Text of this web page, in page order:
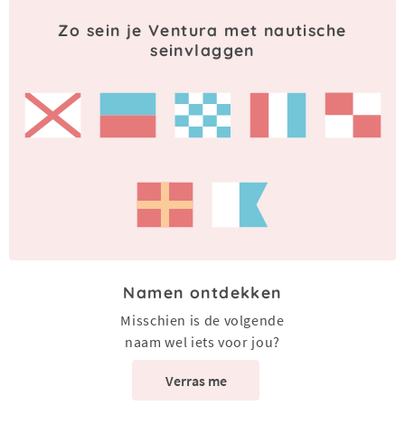
Zo sein je Ventura met nautische
seinvlaggen
Namen ontdekken
Misschien is de volgende
naam wel iets voor jou?
Verras me